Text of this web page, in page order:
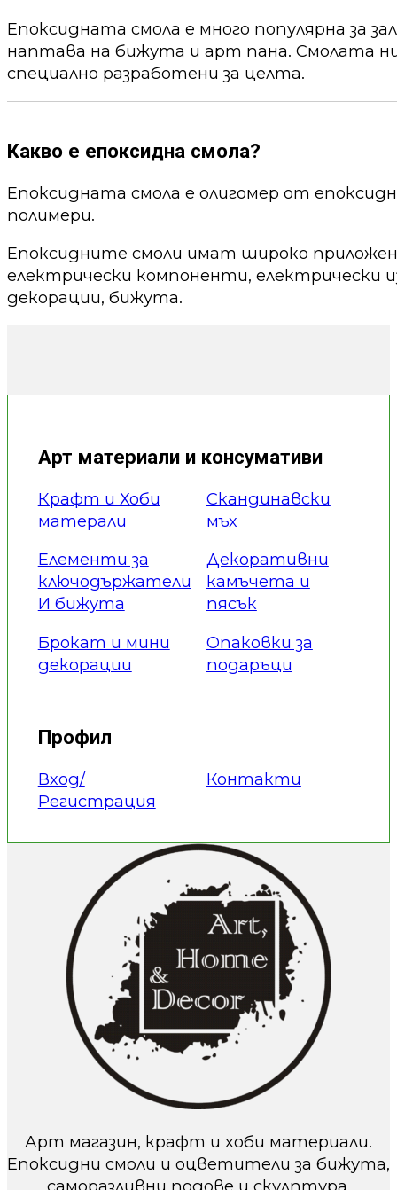
Епоксидната смола е много популярна за
наптава на бижута и арт пана. Смолата
специално разработени за целта.
Какво е епоксидна смола?
Епоксидната смола е олигомер от
полимери.
Епоксидните смоли имат широко
електрически компоненти, електрически
декорации, бижута.
Арт магазин, крафт и хоби материали.
Епоксидни смоли и оцветители за бижута,
Арт материали и консумативи
Крафт и Хоби
матерали
Елементи за
ключодържатели
И бижута
Брокат и мини
декорации
Скандинавски
мъх
Декоративни
камъчета и
пясък
Опаковки за
подаръци
Профил
Вход/
Регистрация
Контакти